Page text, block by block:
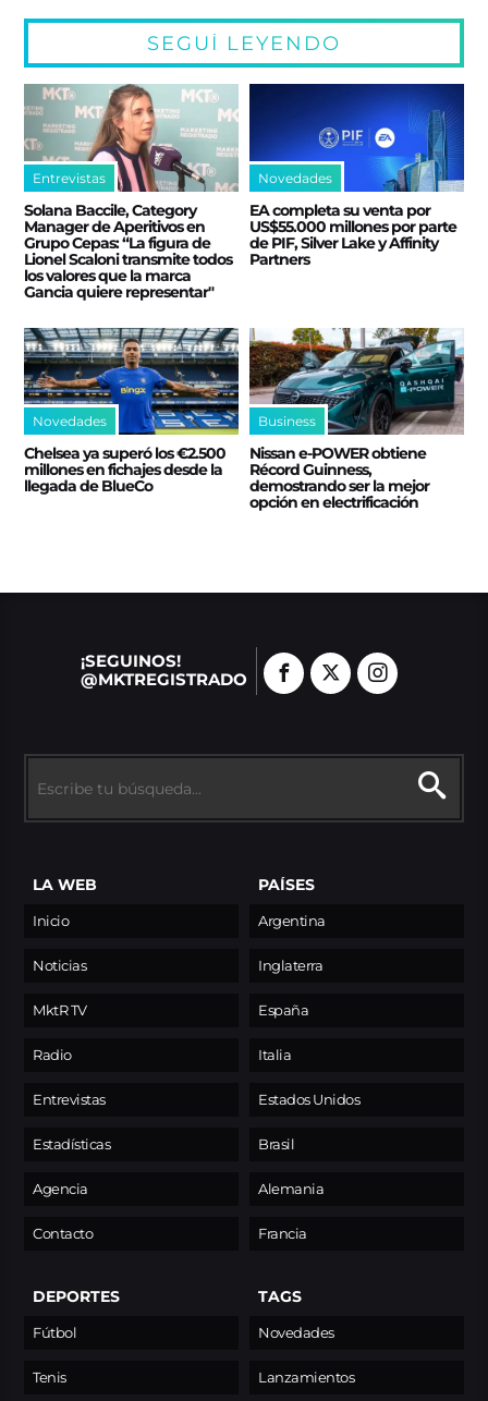
SEGUÍ LEYENDO
Entrevistas
Solana Baccile, Category
Manager de Aperitivos en
Grupo Cepas: “La figura de
Lionel Scaloni transmite todos
los valores que la marca
Gancia quiere representar"
Novedades
EA completa su venta por
US$55.000 millones por parte
de PIF, Silver Lake y Affinity
Partners
Novedades
Chelsea ya superó los €2.500
millones en fichajes desde la
llegada de BlueCo
Business
Nissan e‑POWER obtiene
Récord Guinness,
demostrando ser la mejor
opción en electrificación
¡SEGUINOS!
@MKTREGISTRADO
LA WEB
Inicio
Noticias
MktR TV
Radio
Entrevistas
Estadísticas
Agencia
Contacto
PAÍSES
Argentina
Inglaterra
España
Italia
Estados Unidos
Brasil
Alemania
Francia
DEPORTES
Fútbol
Tenis
TAGS
Novedades
Lanzamientos